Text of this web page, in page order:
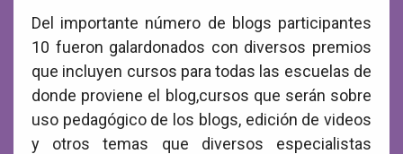
Del importante número de blogs participantes
10 fueron galardonados con diversos premios
que incluyen cursos para todas las escuelas de
donde proviene el blog,cursos que serán sobre
uso pedagógico de los blogs, edición de videos
y otros temas que diversos especialistas